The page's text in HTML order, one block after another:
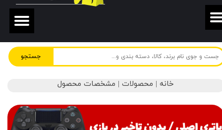
جستجو
سفارشات
خروج از حساب کاربری
خانه | محصولات | مشخصات محصول